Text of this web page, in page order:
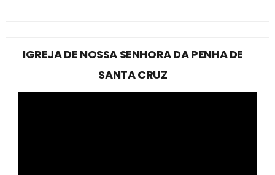
IGREJA DE NOSSA SENHORA DA PENHA DE
SANTA CRUZ